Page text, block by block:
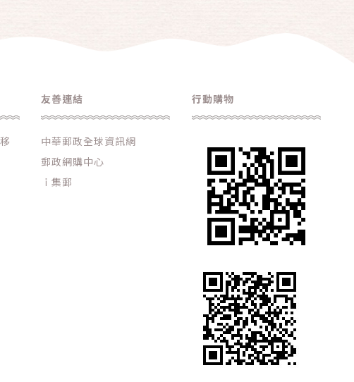
友善連結
中華郵政全球資訊網
郵政網購中心
ｉ集郵
行動購物